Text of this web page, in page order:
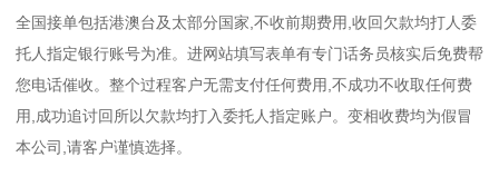
全国接单包括港澳台及太部分国家,不收前期费用,收回欠款均打人委
托人指定银行账号为准。进网站填写表单有专门话务员核实后免费帮
您电话催收。整个过程客户无需支付任何费用,不成功不收取任何费
用,成功追讨回所以欠款均打入委托人指定账户。变相收费均为假冒
本公司,请客户谨慎选择。